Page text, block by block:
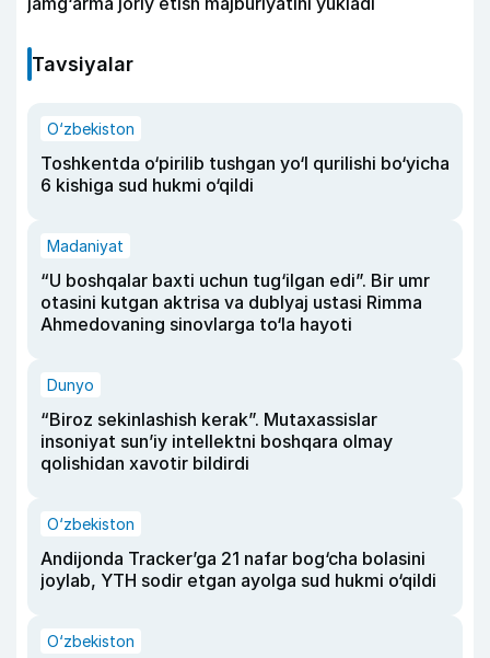
Tavsiyalar
O‘zbekiston
Toshkentda o‘pirilib tushgan yo‘l qurilishi bo‘yicha
6 kishiga sud hukmi o‘qildi
Madaniyat
“U boshqalar baxti uchun tug‘ilgan edi”. Bir umr
otasini kutgan aktrisa va dublyaj ustasi Rimma
Ahmedovaning sinovlarga to‘la hayoti
Dunyo
“Biroz sekinlashish kerak”. Mutaxassislar
insoniyat sun’iy intellektni boshqara olmay
qolishidan xavotir bildirdi
O‘zbekiston
Andijonda Tracker’ga 21 nafar bog‘cha bolasini
joylab, YTH sodir etgan ayolga sud hukmi o‘qildi
O‘zbekiston